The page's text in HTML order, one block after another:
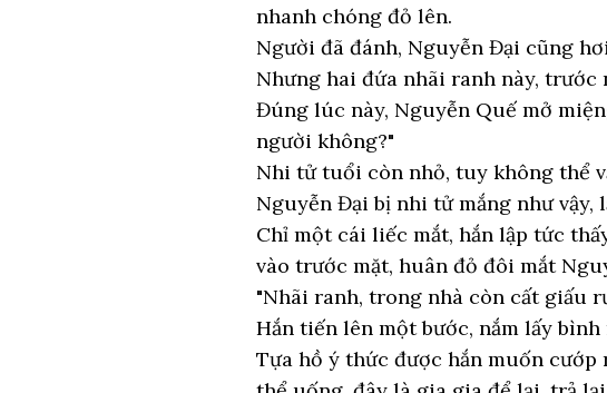
nhanh chóng đỏ lên.
Người đã đánh, Nguyễn Đại cũng
Nhưng hai đứa nhãi ranh này,
Đúng lúc này, Nguyễn Quế mở
người không?"
Nhi tử tuổi còn nhỏ, tuy không thể
Nguyễn Đại bị nhi tử mắng như
Chỉ một cái liếc mắt, hắn lập tức
vào trước mặt, huân đỏ đôi mắt
"Nhãi ranh, trong nhà còn cất giấu
Hắn tiến lên một bước, nắm lấy
Tựa hồ ý thức được hắn muốn